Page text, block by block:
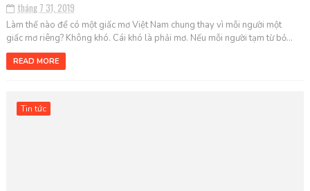
tháng 7 31, 2019
Làm thế nào để có một giấc mơ Việt Nam chung thay vì mỗi người một
giấc mơ riêng? Không khó. Cái khó là phải mơ. Nếu mỗi người tạm từ bỏ...
READ MORE
Tin tức